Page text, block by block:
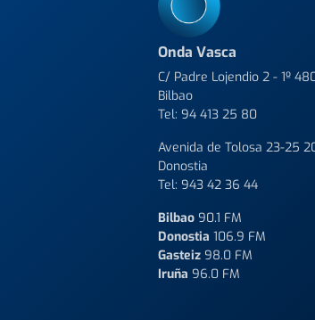
Onda Vasca
C/ Padre Lojendio 2 - 1º
Bilbao
Tel: 94 413 25 80
Avenida de Tolosa 23-25
Donostia
Tel: 943 42 36 44
Bilbao 90.1 FM
Donostia 106.9 FM
Gasteiz 98.0 FM
Iruña 96.0 FM